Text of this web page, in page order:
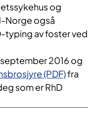
og
Norge også
typing av foster ved
2016 og
(PDF)fra
som er RhD